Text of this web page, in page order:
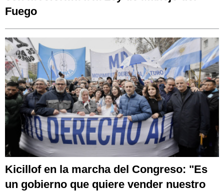
Fuego
Kicillof en la marcha del Congreso: "Es
un gobierno que quiere vender nuestro